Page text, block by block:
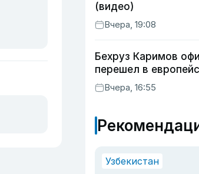
(видео)
Вчера, 19:08
Бехруз Каримов
перешел в
Вчера, 16:55
Узбекистан